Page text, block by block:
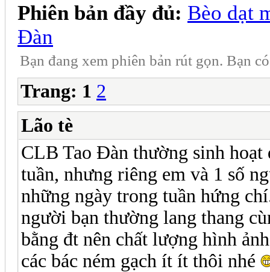
Phiên bản đầy đủ: Bèo dạt
Đàn
Bạn đang xem phiên bản rút gọn. Bạn
Trang: 1 2
Lão tè
CLB Tao Đàn thường sinh
tuần, nhưng riêng em và 1 số
những ngày trong tuần hứng
người bạn thường lang thang
bằng đt nên chất lượng hình
các bác ném gạch ít ít thôi nhé